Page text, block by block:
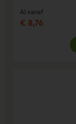
Al vanaf
€ 8,76